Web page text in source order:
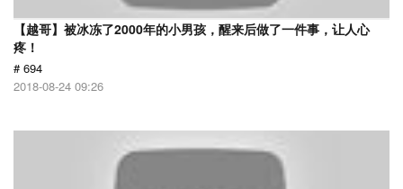
【越哥】被冰冻了2000年的小男孩，醒来后做了一件事，让人心
疼！
# 694
2018-08-24 09:26